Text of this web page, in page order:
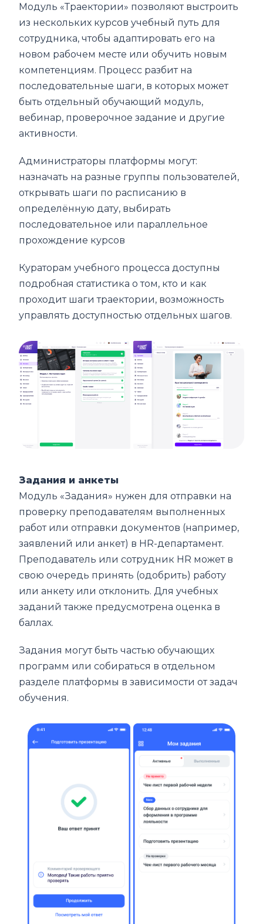
Модуль «Траектории» позволяют выстроить
из нескольких курсов учебный путь для
сотрудника, чтобы адаптировать его на
новом рабочем месте или обучить новым
компетенциям. Процесс разбит на
последовательные шаги, в которых может
быть отдельный обучающий модуль,
вебинар, проверочное задание и другие
активности.
Администраторы платформы могут:
назначать на разные группы пользователей,
открывать шаги по расписанию в
определённую дату, выбирать
последовательное или параллельное
прохождение курсов
Кураторам учебного процесса доступны
подробная статистика о том, кто и как
проходит шаги траектории, возможность
управлять доступностью отдельных шагов.
Задания и анкеты
Модуль «Задания» нужен для отправки на
проверку преподавателям выполненных
работ или отправки документов (например,
заявлений или анкет) в HR-департамент.
Преподаватель или сотрудник HR может в
свою очередь принять (одобрить) работу
или анкету или отклонить. Для учебных
заданий также предусмотрена оценка в
баллах.
Задания могут быть частью обучающих
программ или собираться в отдельном
разделе платформы в зависимости от задач
обучения.